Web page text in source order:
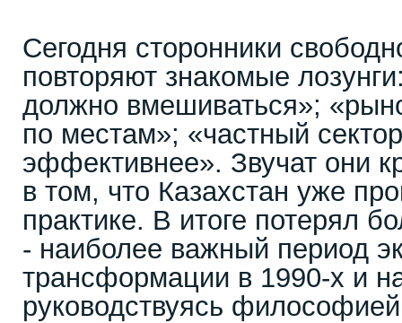
Сегодня сторонники
повторяют знакомые
должно вмешиваться»;
по местам»; «частный
эффективнее». Звучат они
в том, что Казахстан уже
практике. В итоге потерял
- наиболее важный период
трансформации в 1990-х и
руководствуясь